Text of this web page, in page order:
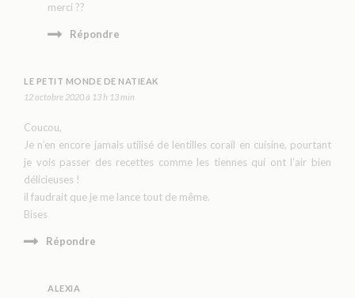
merci ??
Répondre
LE PETIT MONDE DE NATIEAK
12 octobre 2020 à 13 h 13 min
Coucou,
Je n’en encore jamais utilisé de lentilles corail en cuisine, pourtant
je vois passer des recettes comme les tiennes qui ont l’air bien
délicieuses !
il faudrait que je me lance tout de même.
Bises
Répondre
ALEXIA